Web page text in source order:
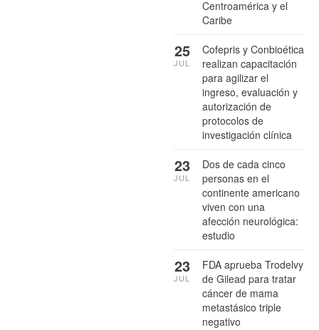
Centroamérica y el
Caribe
Cofepris y Conbioética
realizan capacitación
para agilizar el
ingreso, evaluación y
autorización de
protocolos de
investigación clínica
25
JUL
Dos de cada cinco
personas en el
continente americano
viven con una
afección neurológica:
estudio
23
JUL
FDA aprueba Trodelvy
de Gilead para tratar
cáncer de mama
metastásico triple
negativo
23
JUL